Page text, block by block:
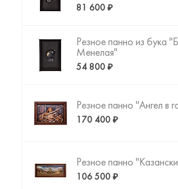
81 600 ₽
Резное панно из бука
Менелая"
54 800 ₽
Резное панно "Ангел в
170 400 ₽
Резное панно
106 500 ₽